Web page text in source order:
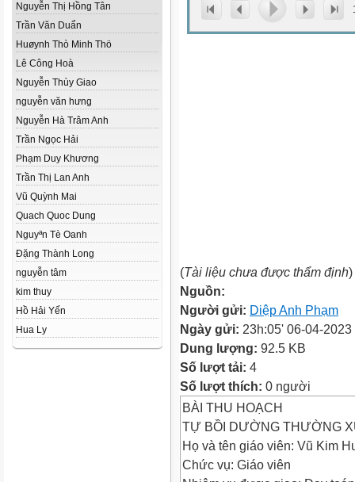
Nguyễn Thị Hồng Tân
Trần Văn Duẩn
Huøynh Thò Minh Thö
Lê Công Hoà
Nguyễn Thùy Giao
nguyễn văn hưng
Nguyễn Hà Trâm Anh
Trần Ngọc Hải
Phạm Duy Khương
Trần Thị Lan Anh
Vũ Quỳnh Mai
Quach Quoc Dung
Nguyªn Tè Oanh
Đặng Thành Long
nguyễn tâm
kim thuy
Hồ Hải Yến
Hua Ly
(Tài liệu chưa được thẩm định)
Nguồn:
Người gửi: Diệp Anh Phạm
Ngày gửi: 23h:05' 06-04-2023
Dung lượng: 92.5 KB
Số lượt tải: 4
Số lượt thích: 0 người
BÀI THU HOẠCH
TỰ BỒI DƯỜNG THƯỜNG
Họ và tên giáo viên: Vũ Kim
Chức vụ: Giáo viên